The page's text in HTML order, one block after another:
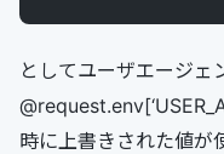
としてユーザエージェ
時に上書きされた値が